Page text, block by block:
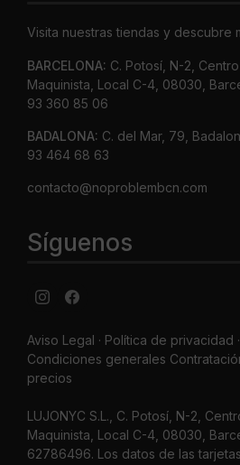
Visita nuestras tiendas y descubre
BARCELONA: C. Potosí, N-2,
Maquinista, Local C-4, 08030,
93 360 85 06
BADALONA: C. del Mar, 79,
93 464 68 63
contacto@noproblembcn.com
Síguenos
Aviso Legal · Política de privacidad ·
Condiciones generales
precios
LUJONYC S.L., C. Potosí, N-2,
Maquinista, Local C-4, 08030,
62786496. Los datos de las